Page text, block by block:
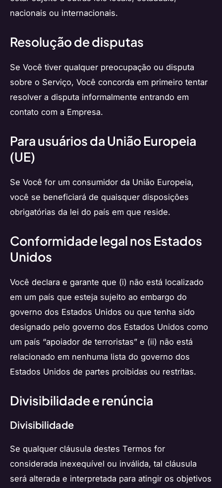
nacionais ou internacionais.
Resolução de disputas
Se Você tiver qualquer preocupação ou disputa
sobre o Serviço, Você concorda em primeiro tentar
resolver a disputa informalmente entrando em
contato com a Empresa.
Para usuários da União Europeia
(UE)
Se Você for um consumidor da União Europeia,
você se beneficiará de quaisquer disposições
obrigatórias da lei do país em que reside.
Conformidade legal nos Estados
Unidos
Você declara e garante que (i) não está localizado
em um país que esteja sujeito ao embargo do
governo dos Estados Unidos ou que tenha sido
designado pelo governo dos Estados Unidos como
um país “apoiador de terroristas” e (ii) não está
relacionado em nenhuma lista do governo dos
Estados Unidos de partes proibidas ou restritas.
Divisibilidade e renúncia
Divisibilidade
Se qualquer cláusula destes Termos for
considerada inexequível ou inválida, tal cláusula
será alterada e interpretada para atingir os objetivos